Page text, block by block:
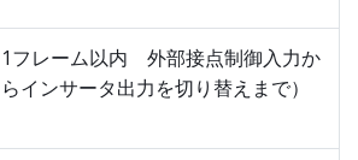
1フレーム以内 外部接点制御入力か
らインサータ出力を切り替えまで）